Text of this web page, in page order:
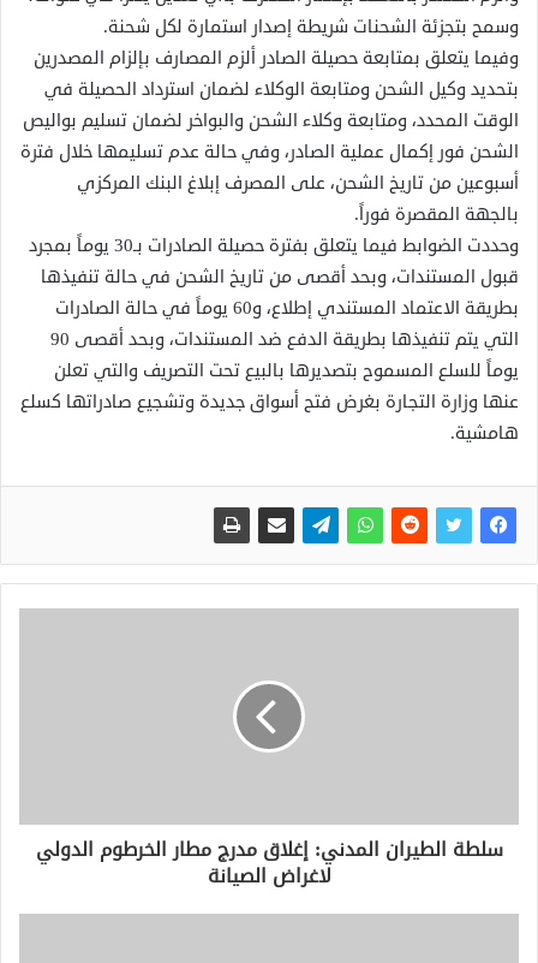
وسمح بتجزئة الشحنات شريطة إصدار استمارة لكل شحنة.
وفيما يتعلق بمتابعة حصيلة الصادر ألزم المصارف بإلزام المصدرين
بتحديد وكيل الشحن ومتابعة الوكلاء لضمان استرداد الحصيلة في
الوقت المحدد، ومتابعة وكلاء الشحن والبواخر لضمان تسليم بواليص
الشحن فور إكمال عملية الصادر، وفي حالة عدم تسليمها خلال فترة
أسبوعين من تاريخ الشحن، على المصرف إبلاغ البنك المركزي
بالجهة المقصرة فوراً.
وحددت الضوابط فيما يتعلق بفترة حصيلة الصادرات بـ30 يوماً بمجرد
قبول المستندات، وبحد أقصى من تاريخ الشحن في حالة تنفيذها
بطريقة الاعتماد المستندي إطلاع، و60 يوماً في حالة الصادرات
التي يتم تنفيذها بطريقة الدفع ضد المستندات، وبحد أقصى 90
يوماً للسلع المسموح بتصديرها بالبيع تحت التصريف والتي تعلن
عنها وزارة التجارة بغرض فتح أسواق جديدة وتشجيع صادراتها كسلع
هامشية.
سلطة الطيران المدني: إغلاق مدرج مطار الخرطوم الدولي
لاغراض الصيانة